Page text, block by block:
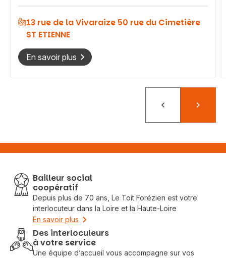
Vous recherchez&nbsp;:
Rechercher
13 rue de la Vivaraize 50 rue du Cimetière
ST ETIENNE
En savoir plus
PrécédentSuivant
Bailleur social
coopératif
Depuis plus de 70 ans, Le Toit Forézien est votre
interlocuteur dans la Loire et la Haute-Loire
En savoir plus
Des interloculeurs
à votre service
Une équipe d’accueil vous accompagne sur vos